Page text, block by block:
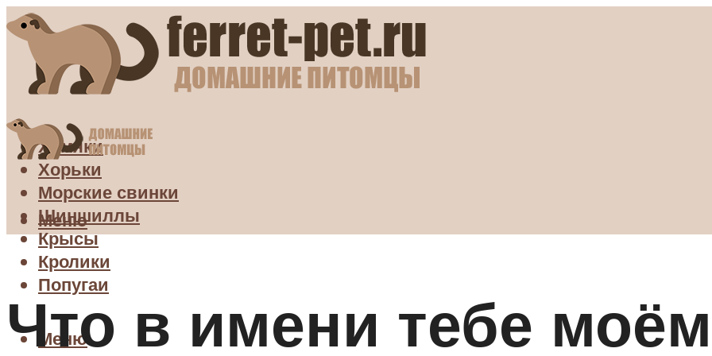
Хомяки
Хорьки
Морские свинки
Шиншиллы
Крысы
Кролики
Попугаи
Меню
Меню
Что в имени тебе